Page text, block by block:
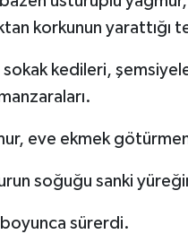
korkunun yarattığı
sokak kedileri,
eve ekmek
soğuğu sanki
sürerdi.